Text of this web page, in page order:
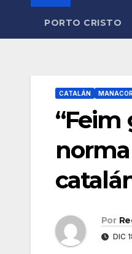
PORTO CRISTO
CATALÁN
“Feim
Por
DIC